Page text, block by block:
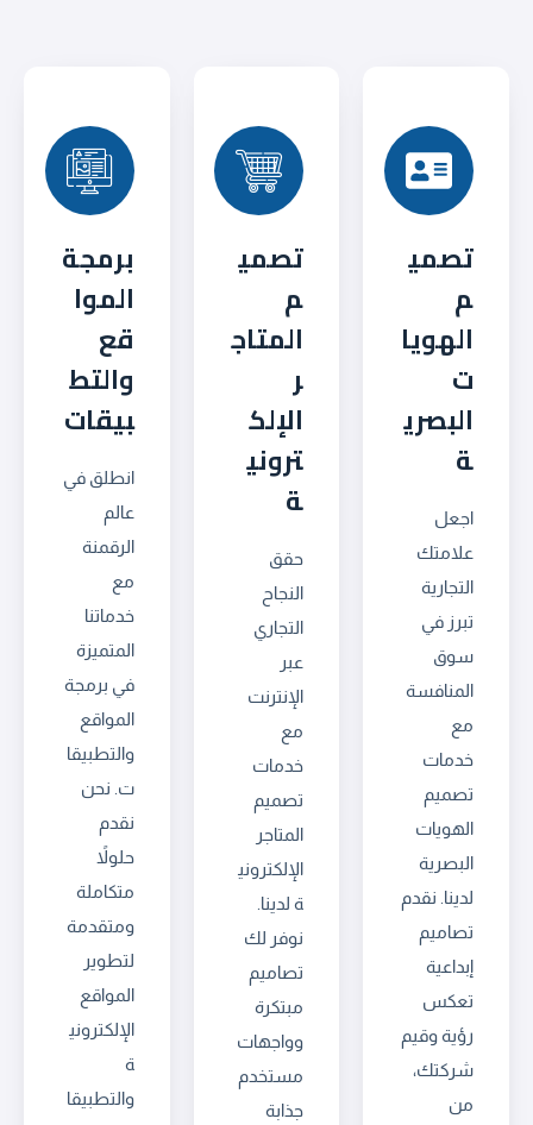
تصمي
م
الهويا
ت
البصري
ة
اجعل
علامتك
التجارية
تبرز في
سوق
المنافسة
مع
خدمات
تصميم
الهويات
البصرية
لدينا. نقدم
تصاميم
إبداعية
تعكس
رؤية وقيم
شركتك،
من
تصمي
م
المتاج
ر
الإلك
تروني
ة
حقق
النجاح
التجاري
عبر
الإنترنت
مع
خدمات
تصميم
المتاجر
الإلكتروني
ة لدينا.
نوفر لك
تصاميم
مبتكرة
وواجهات
مستخدم
جذابة
برمجة
الموا
قع
والتط
بيقات
انطلق في
عالم
الرقمنة
مع
خدماتنا
المتميزة
في برمجة
المواقع
والتطبيقا
ت. نحن
نقدم
حلولاً
متكاملة
ومتقدمة
لتطوير
المواقع
الإلكتروني
ة
والتطبيقا